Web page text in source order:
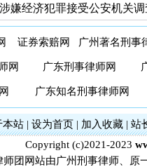
嫌经济犯罪接受公安机关调
证券索赔网 广州著名刑事
网 广东刑事律师网
广东知名刑事律师网
本站| 设为首页| 加入收藏| 站
Copyright (c)2021-2023
师团网站由广州刑事律师、原